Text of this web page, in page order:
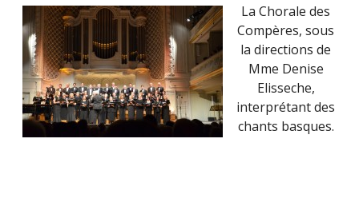
La Chorale des
Compères, sous
la directions de
Mme Denise
Elisseche,
interprétant des
chants basques.